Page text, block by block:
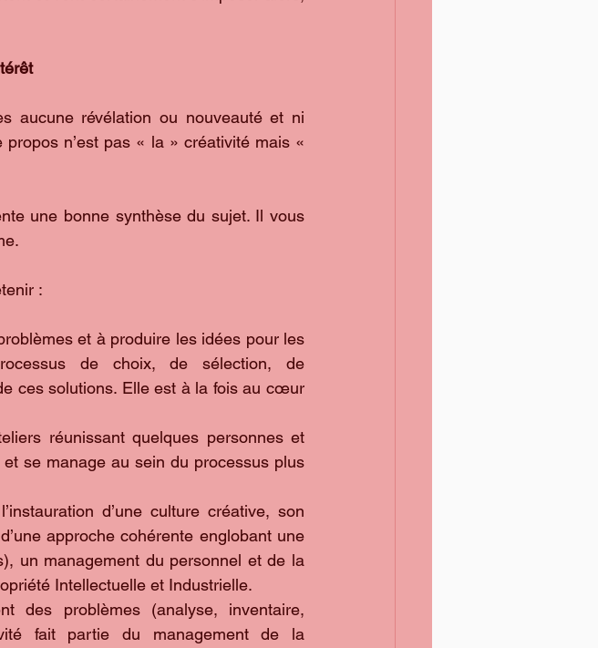
aucune révélation ou nouveauté et ni
n’est pas « la » créativité mais «
une bonne synthèse du sujet. Il vous
:
et à produire les idées pour les
de choix, de sélection, de
ces solutions. Elle est à la fois au cœur
réunissant quelques personnes et
se manage au sein du processus plus
d’une culture créative, son
approche cohérente englobant une
un management du personnel et de la
Intellectuelle et Industrielle.
des problèmes (analyse, inventaire,
fait partie du management de la